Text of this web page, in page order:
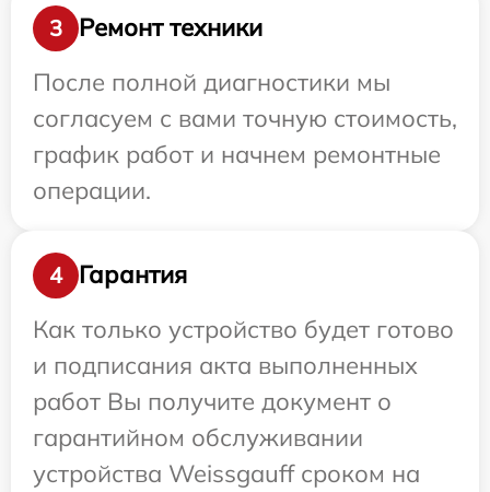
3
Ремонт техники
После полной диагностики мы
согласуем с вами точную стоимость,
график работ и начнем ремонтные
операции.
4
Гарантия
Как только устройство будет готово
и подписания акта выполненных
работ Вы получите документ о
гарантийном обслуживании
устройства Weissgauff сроком на